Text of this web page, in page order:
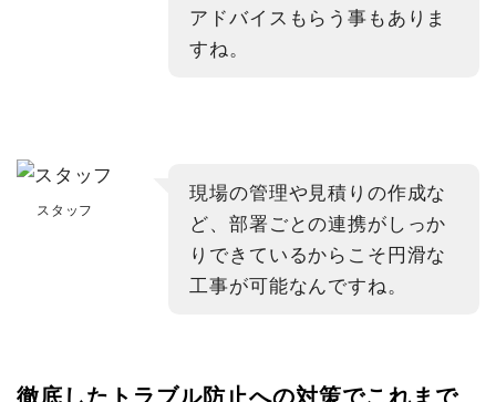
アドバイスもらう事もありま
すね。
スタッフ
現場の管理や見積りの作成な
ど、部署ごとの連携がしっか
りできているからこそ円滑な
工事が可能なんですね。
徹底したトラブル防止への対策でこれまで